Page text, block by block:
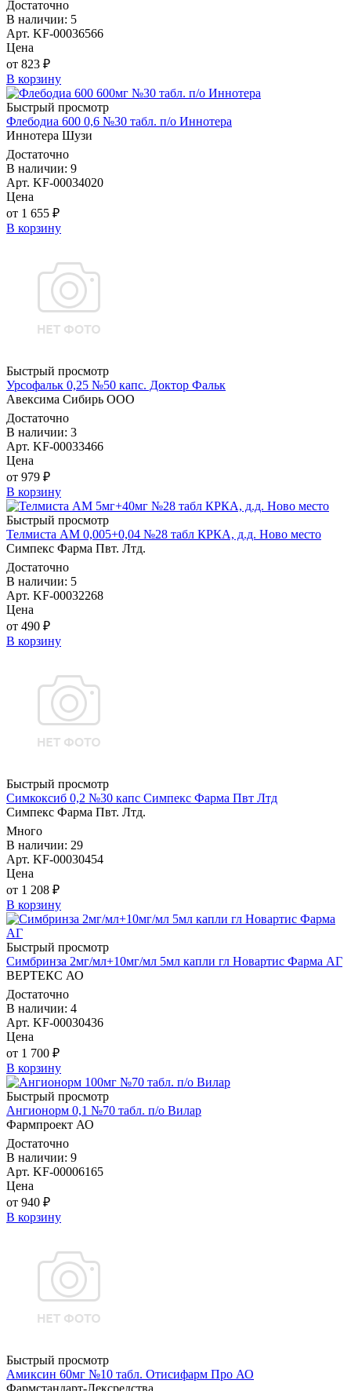
Достаточно
В наличии: 5
Арт. KF-00036566
Цена
от 823 ₽
В корзину
Быстрый просмотр
Флебодиа 600 0,6 №30 табл. п/о Иннотера
Иннотера Шузи
Достаточно
В наличии: 9
Арт. KF-00034020
Цена
от 1 655 ₽
В корзину
Быстрый просмотр
Урсофальк 0,25 №50 капс. Доктор Фальк
Авексима Сибирь ООО
Достаточно
В наличии: 3
Арт. KF-00033466
Цена
от 979 ₽
В корзину
Быстрый просмотр
Телмиста АМ 0,005+0,04 №28 табл КРКА, д.д. Ново место
Симпекс Фарма Пвт. Лтд.
Достаточно
В наличии: 5
Арт. KF-00032268
Цена
от 490 ₽
В корзину
Быстрый просмотр
Симкоксиб 0,2 №30 капс Симпекс Фарма Пвт Лтд
Симпекс Фарма Пвт. Лтд.
Много
В наличии: 29
Арт. KF-00030454
Цена
от 1 208 ₽
В корзину
Быстрый просмотр
Симбринза 2мг/мл+10мг/мл 5мл капли гл Новартис Фарма АГ
ВЕРТЕКС АО
Достаточно
В наличии: 4
Арт. KF-00030436
Цена
от 1 700 ₽
В корзину
Быстрый просмотр
Ангионорм 0,1 №70 табл. п/о Вилар
Фармпроект АО
Достаточно
В наличии: 9
Арт. KF-00006165
Цена
от 940 ₽
В корзину
Быстрый просмотр
Амиксин 60мг №10 табл. Отисифарм Про АО